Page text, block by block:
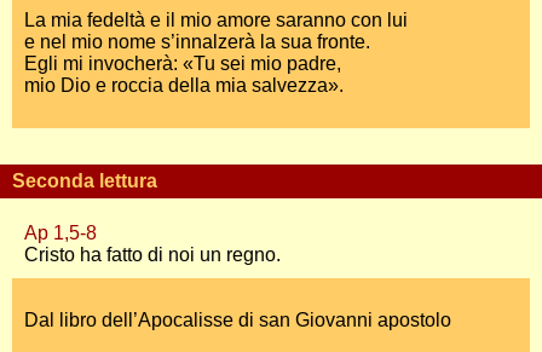
La mia fedeltà e il mio amore saranno con lui
e nel mio nome s’innalzerà la sua fronte.
Egli mi invocherà: «Tu sei mio padre,
mio Dio e roccia della mia salvezza».
Seconda lettura
Ap 1,5-8
Cristo ha fatto di noi un regno.
Dal libro dell’Apocalisse di san Giovanni apostolo